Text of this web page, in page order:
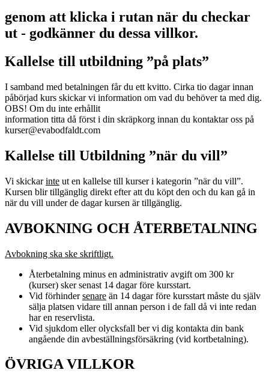
genom att klicka i rutan när du checkar
ut - godkänner du dessa villkor.
Kallelse till utbildning ”på plats”
I samband med betalningen får du ett kvitto. Cirka tio dagar innan
påbörjad kurs skickar vi information om vad du behöver ta med dig.
OBS! Om du inte erhållit
information titta då först i din skräpkorg innan du kontaktar oss på
kurser@evabodfaldt.com
Kallelse till Utbildning ”när du vill”
Vi skickarinte ut en kallelse till kurser i kategorin ”när du vill”.
Kursen blir tillgänglig direkt efter att du köpt den och du kan gå in
när du vill under de dagar kursen är tillgänglig.
AVBOKNING OCH ÅTERBETALNING
Avbokning ska ske skriftligt.
Återbetalning minus en administrativ avgift om 300 kr
(kurser) sker senast 14 dagar före kursstart.
Vid förhindersenare än 14 dagar före kursstart måste du själv
sälja platsen vidare till annan person i de fall då vi inte redan
har en reservlista.
Vid sjukdom eller olycksfall ber vi dig kontakta din bank
angående din avbeställningsförsäkring (vid kortbetalning).
ÖVRIGA VILLKOR